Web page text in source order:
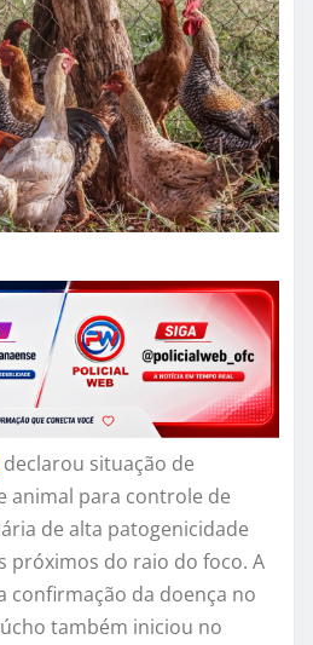
declarou situação de
animal para controle de
de alta patogenicidade
próximos do raio do foco. A
confirmação da doença no
também iniciou no